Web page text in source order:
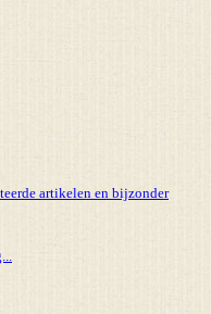
artikelen en bijzonder